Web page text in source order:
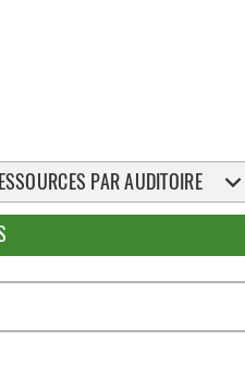
PAR AUDITOIRE